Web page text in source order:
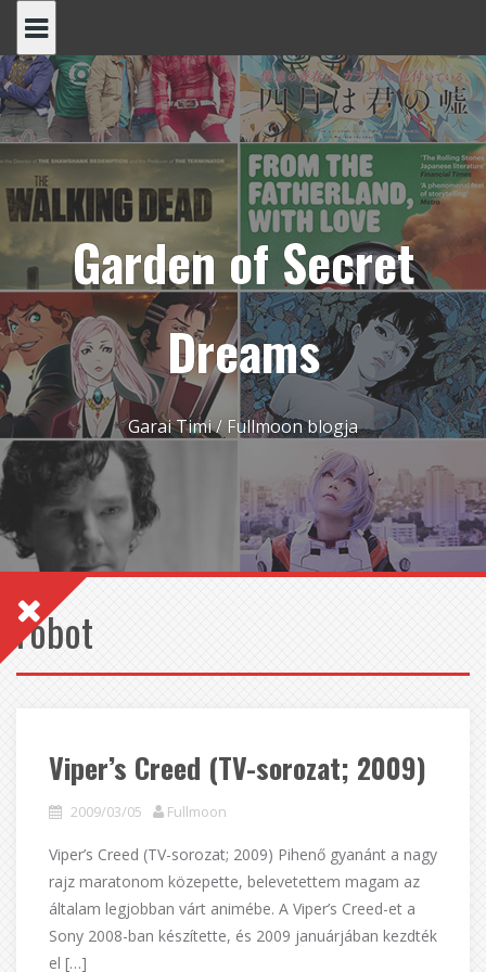
content
Garden of Secret
Dreams
Garai Timi / Fullmoon blogja
robot
Viper’s Creed (TV-sorozat; 2009)
2009/03/05 Fullmoon
Viper’s Creed (TV-sorozat; 2009) Pihenő gyanánt a nagy
rajz maratonom közepette, belevetettem magam az
általam legjobban várt animébe. A Viper’s Creed-et a
Sony 2008-ban készítette, és 2009 januárjában kezdték
el […]